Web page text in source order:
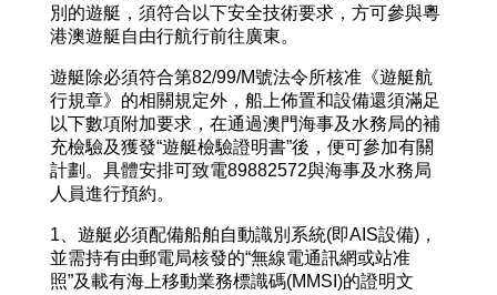
別的遊艇，須符合以下安全技術要求，方可參與粵
港澳遊艇自由行航行前往廣東。
遊艇除必須符合第82/99/M號法令所核准《遊艇航
行規章》的相關規定外，船上佈置和設備還須滿足
以下數項附加要求，在通過澳門海事及水務局的補
充檢驗及獲發“遊艇檢驗證明書”後，便可參加有關
計劃。具體安排可致電89882572與海事及水務局
人員進行預約。
1、遊艇必須配備船舶自動識別系統(即AIS設備)，
並需持有由郵電局核發的“無線電通訊網或站准
照”及載有海上移動業務標識碼(MMSI)的證明文